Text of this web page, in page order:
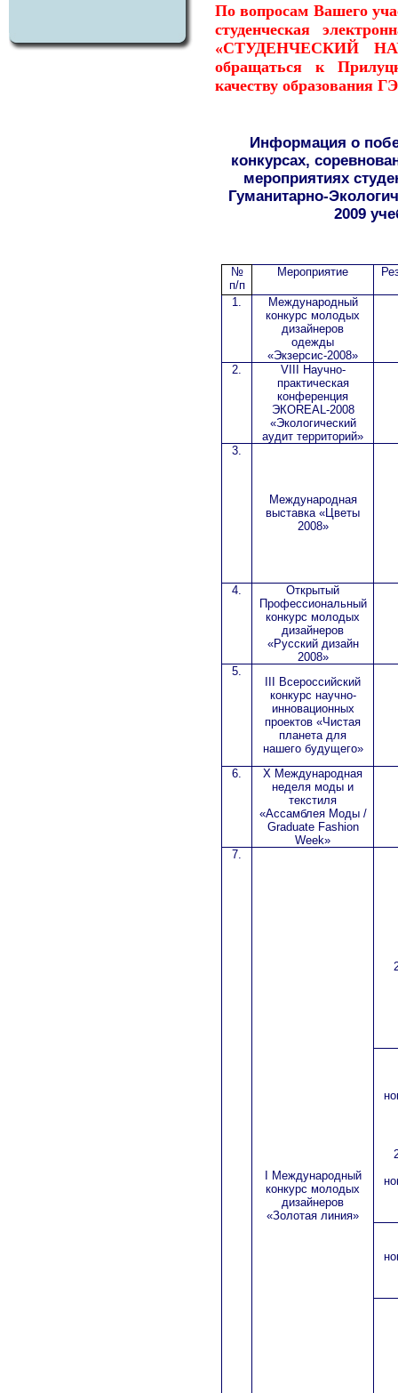
По вопросам Вашего
студенческая
«СТУДЕНЧЕСКИЙ
обращаться к
качеству образования
Информация о
конкурсах,
мероприятиях
Гуманитарно-
2009
№
п/п
Мероприятие
1.
Международный
конкурс молодых
дизайнеров
одежды
«Экзерсис-2008»
2.
VIII Научно-
практическая
конференция
ЭКОREAL -2008
«Экологический
аудит территорий»
3.
Международная
выставка «Цветы
2008»
4.
Открытый
Профессиональный
конкурс молодых
дизайнеров
«Русский дизайн
2008»
5.
III Всероссийский
конкурс научно-
инновационных
проектов «Чистая
планета для
нашего будущего»
6.
Х Международная
неделя моды и
текстиля
«Ассамблея Моды /
Graduate Fashion
Week»
7.
I Международный
конкурс молодых
дизайнеров
«Золотая линия»